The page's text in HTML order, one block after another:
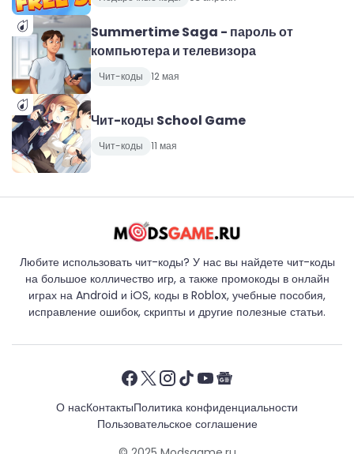
Summertime Saga - пароль от
компьютера и телевизора
Чит-коды 12 мая
Чит-коды School Game
Чит-коды 11 мая
Любите использовать чит-коды? У нас вы найдете чит-коды
на большое колличество игр, а также промокоды в онлайн
играх на Android и iOS, коды в Roblox, учебные пособия,
исправление ошибок, скрипты и другие полезные статьи.
О насКонтактыПолитика конфиденциальности
Пользовательское соглашение